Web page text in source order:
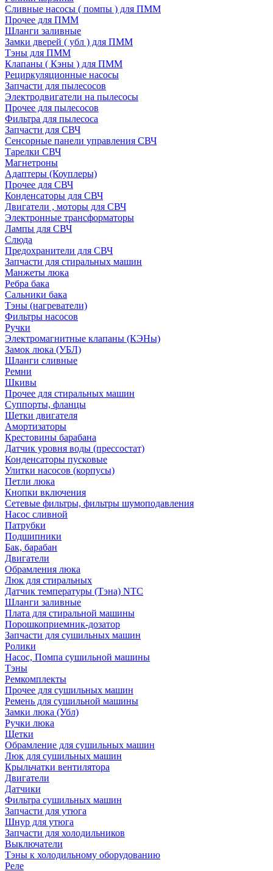
Сливные насосы ( помпы ) для ПММ
Прочее для ПММ
Шланги заливные
Замки дверей ( убл ) для ПММ
Тэны для ПММ
Клапаны ( Кэны ) для ПММ
Рециркуляционные насосы
Запчасти для пылесосов
Электродвигатели на пылесосы
Прочее для пылесосов
Фильтра для пылесоса
Запчасти для СВЧ
Сенсорные панели управления СВЧ
Тарелки СВЧ
Магнетроны
Адаптеры (Коуплеры)
Прочее для СВЧ
Конденсаторы для СВЧ
Двигатели , моторы для СВЧ
Электронные трансформаторы
Лампы для СВЧ
Слюда
Предохранители для СВЧ
Запчасти для стиральных машин
Манжеты люка
Ребра бака
Сальники бака
Тэны (нагреватели)
Фильтры насосов
Ручки
Электромагнитные клапаны (КЭНы)
Замок люка (УБЛ)
Шланги сливные
Ремни
Шкивы
Прочее для стиральных машин
Суппорты, фланцы
Щетки двигателя
Амортизаторы
Крестовины барабана
Датчик уровня воды (прессостат)
Конденсаторы пусковые
Улитки насосов (корпусы)
Петли люка
Кнопки включения
Сетевые фильтры, фильтры шумоподавления
Насос сливной
Патрубки
Подшипники
Бак, барабан
Двигатели
Обрамления люка
Люк для стиральных
Датчик температуры (Тэна) NTC
Шланги заливные
Плата для стиральной машины
Порошкоприемник-дозатор
Запчасти для сушильных машин
Ролики
Насос, Помпа сушильной машины
Тэны
Ремкомплекты
Прочее для сушильных машин
Ремень для сушильной машины
Замки люка (Убл)
Ручки люка
Щетки
Обрамление для сушильных машин
Люк для сушильных машин
Крыльчатки вентилятора
Двигатели
Датчики
Фильтра сушильных машин
Запчасти для утюга
Шнур для утюга
Запчасти для холодильников
Выключатели
Тэны к холодильному оборудованию
Реле